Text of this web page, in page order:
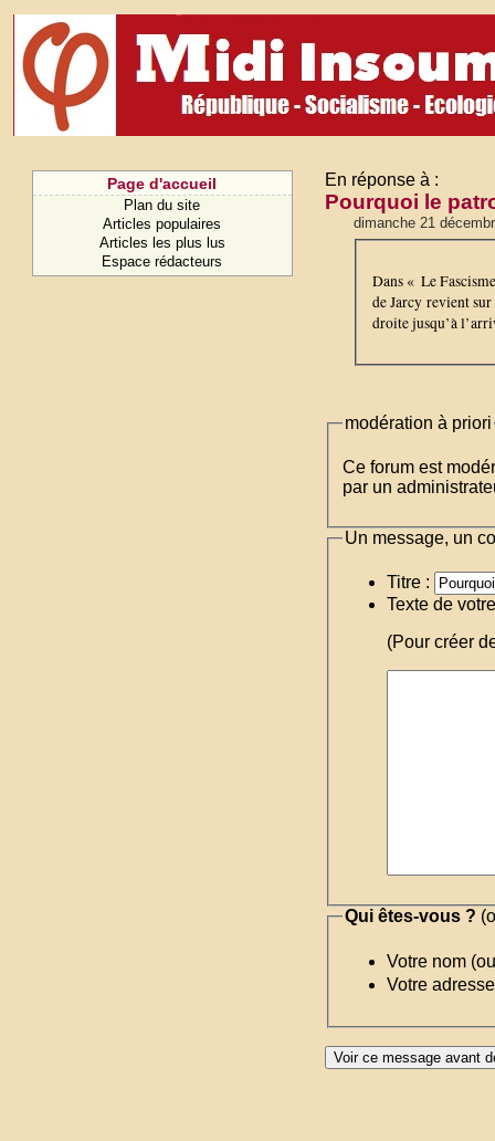
Page d'accueil
Plan du site
Articles populaires
Articles les plus lus
Espace rédacteurs
En réponse à :
Pourquoi le
dimanche 21
Dans « Le
de Jarcy revient
droite jusqu’à
modération à priori
Ce forum est
par un
Un message, un
Titre :
Texte de
(Pour créer
Qui êtes-vous ?
Votre nom
Votre